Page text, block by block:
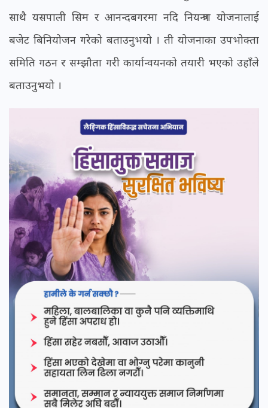
साथै यसपाली सिम र आनन्दबगरमा नदि नियन्त्रण योजनालाई
बजेट बिनियोजन गरेको बताउनुभयो । ती योजनाका उपभोक्ता
समिति गठन र सम्झौता गरी कार्यान्वयनको तयारी भएको उहाँले
बताउनुभयो ।